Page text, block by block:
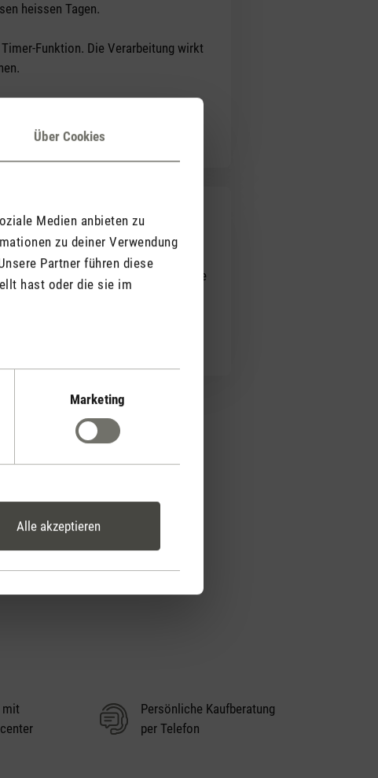
Über Cookies
Medien anbieten zu
zu deiner Verwendung
Partner führen diese
hast oder die sie im
Marketing
Alle akzeptieren
heissen Tagen.
Funktion. Die Verarbeitung wirkt
und würde ihn jederzeit wieder
Sehr leise. Schlaf-Modus und weitere
sep. Aufbewahrungsfach) oder
mit meinem "Nick" und kann ihn
Leistung haben
mit
Persönliche Kaufberatung
per Telefon